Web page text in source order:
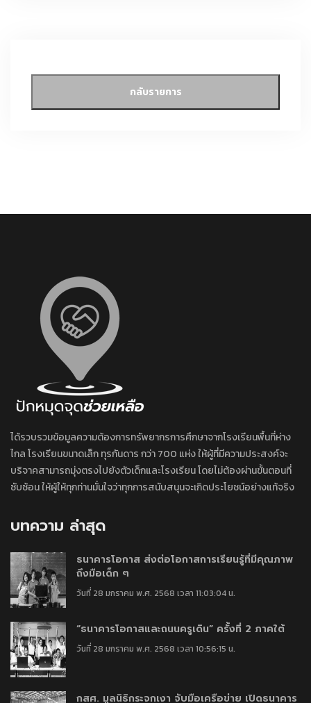
กลับรายการ
ได้รวบรวมข้อมูลความต้องการทรัพยากรการศึกษาจากโรงเรียนพื้นที่ห่าง
ไกล โรงเรียนขนาดเล็ก ทุรกันดาร กว่า 700 แห่ง ให้ผู้ที่มีความประสงค์จะ
บริจาคสามารถมุ่งตรงไปยังตัวเด็กและโรงเรียน โดยไม่ต้องผ่านขั้นตอนที่
ซับซ้อน ให้ผู้ให้ทุกท่านมั่นใจว่าทุกการสนับสนุนจะเกิดประโยชน์อย่างแท้จริง
บทความ ล่าสุด
ธนาคารโอกาส ส่งต่อโอกาสการเรียนรู้ที่มีคุณภาพ
ถึงมือเด็ก ๆ
วันที่ 28 มกราคม พ.ศ. 2568 เวลา 11:03:04 น.
“ธนาคารโอกาสและถนนครูเดิน” ครั้งที่ 2 ภาคใต้
วันที่ 28 มกราคม พ.ศ. 2568 เวลา 10:56:15 น.
กสศ. มูลนิธิกระจกเงา จับมือเครือข่าย เปิดธนาคาร